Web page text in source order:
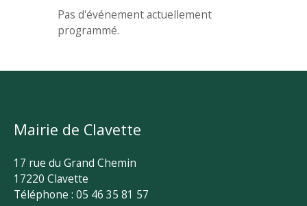
Pas d'événement actuellement
programmé.
Mairie de Clavette
17 rue du Grand Chemin
17220 Clavette
Téléphone : 05 46 35 81 57